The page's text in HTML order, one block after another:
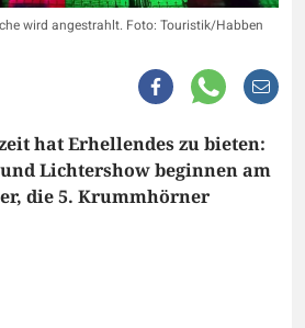
wird angestrahlt. Foto: Touristik/Habben
hat Erhellendes zu bieten:
Lichtershow beginnen am
die 5. Krummhörner